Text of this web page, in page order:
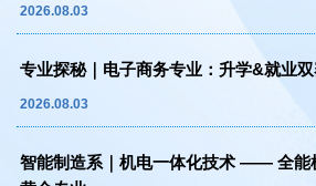
2026.08.03
专业探秘｜电子商务专业：升学&就业双
2026.08.03
智能制造系｜机电一体化技术 —— 全能